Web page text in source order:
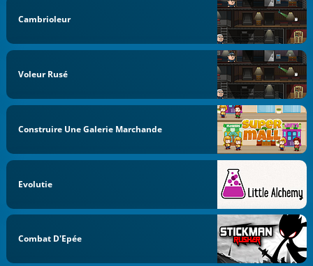
Cambrioleur
Voleur Rusé
Construire Une Galerie Marchande
Evolutie
Combat D'Epée